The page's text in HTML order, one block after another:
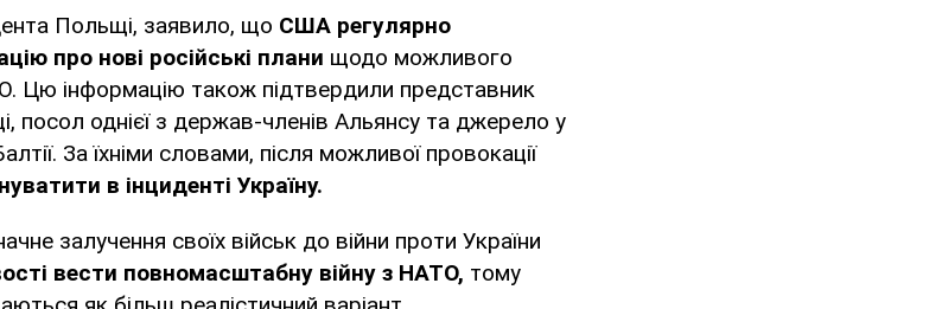
Польщі, заявило, що США регулярно
про нові російські плани щодо можливого
Цю інформацію також підтвердили представник
посол однієї з держав-членів Альянсу та джерело у
За їхніми словами, після можливої провокації
в інциденті Україну.
залучення своїх військ до війни проти України
вести повномасштабну війну з НАТО, тому